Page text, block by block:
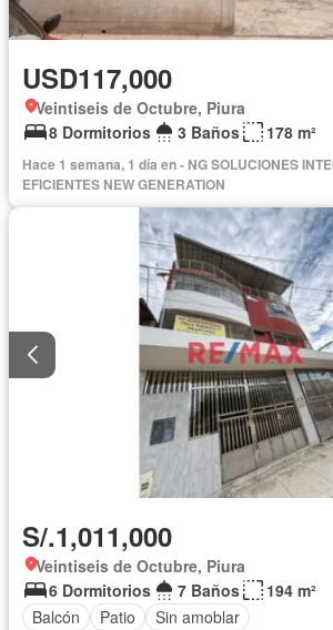
USD117,000
Veintiseis de Octubre, Piura
8 Dormitorios
3 Baños 178 m²
Hace 1 semana, 1 día en - NG SOLUCIONES
EFICIENTES NEW GENERATION
S/.1,011,000
Veintiseis de Octubre, Piura
6 Dormitorios
7 Baños
194 m²
Balcón
Patio Sin amoblar